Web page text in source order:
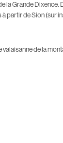
la Grande
partir de Sion (sur
de la